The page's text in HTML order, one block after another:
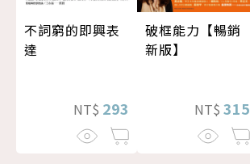
不詞窮的即興表
達
NT$ 293
破框能力【暢銷
新版】
NT$ 315